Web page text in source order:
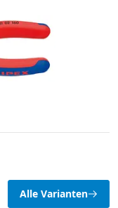
Alle Varianten